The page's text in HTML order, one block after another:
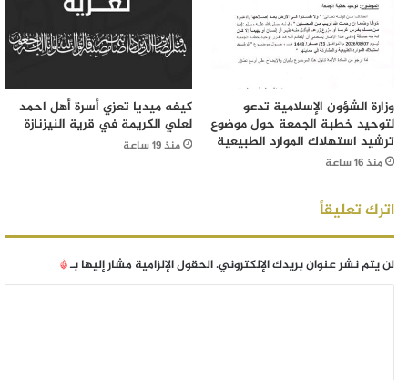
وزارة الشؤون الإسلامية تدعو
لتوحيد خطبة الجمعة حول موضوع
ترشيد استهلاك الموارد الطبيعية
منذ 16 ساعة
كيفه ميديا تعزي أسرة أهل احمد
لعلي الكريمة في قرية النيزنازة
منذ 19 ساعة
اترك تعليقاً
لن يتم نشر عنوان بريدك الإلكتروني.الحقول الإلزامية مشار إليها بـ*